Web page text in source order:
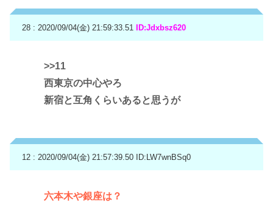
28 : 2020/09/04(金) 21:59:33.51 ID:Jdxbsz620
>>11
西東京の中心やろ
新宿と互角くらいあると思うが
12 : 2020/09/04(金) 21:57:39.50 ID:LW7wnBSq0
六本木や銀座は？